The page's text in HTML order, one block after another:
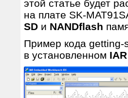
этой статье будет
на плате SK-
SD и NANDflash
Пример кода getting-
в установленном